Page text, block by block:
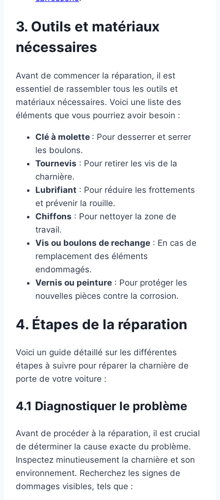
3. Outils et matériaux
nécessaires
Avant de commencer la réparation, il est
essentiel de rassembler tous les outils et
matériaux nécessaires. Voici une liste des
éléments que vous pourriez avoir besoin :
Clé à molette : Pour desserrer et serrer
les boulons.
Tournevis : Pour retirer les vis de la
charnière.
Lubrifiant : Pour réduire les frottements
et prévenir la rouille.
Chiffons : Pour nettoyer la zone de
travail.
Vis ou boulons de rechange : En cas de
remplacement des éléments
endommagés.
Vernis ou peinture : Pour protéger les
nouvelles pièces contre la corrosion.
4. Étapes de la réparation
Voici un guide détaillé sur les différentes
étapes à suivre pour réparer la charnière de
porte de votre voiture :
4.1 Diagnostiquer le problème
Avant de procéder à la réparation, il est crucial
de déterminer la cause exacte du problème.
Inspectez minutieusement la charnière et son
environnement. Recherchez les signes de
dommages visibles, tels que :